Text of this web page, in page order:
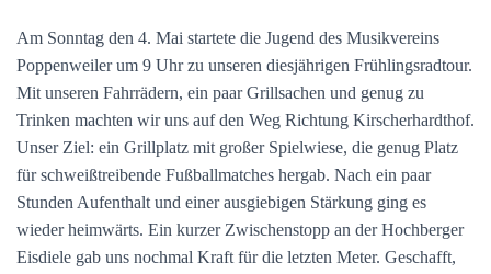
L
E
Am Sonntag den 4. Mai startete die Jugend des Musikvereins
Poppenweiler um 9 Uhr zu unseren diesjährigen Frühlingsradtour.
Mit unseren Fahrrädern, ein paar Grillsachen und genug zu
Trinken machten wir uns auf den Weg Richtung Kirscherhardthof.
Unser Ziel: ein Grillplatz mit großer Spielwiese, die genug Platz
für schweißtreibende Fußballmatches hergab. Nach ein paar
Stunden Aufenthalt und einer ausgiebigen Stärkung ging es
wieder heimwärts. Ein kurzer Zwischenstopp an der Hochberger
Eisdiele gab uns nochmal Kraft für die letzten Meter. Geschafft,